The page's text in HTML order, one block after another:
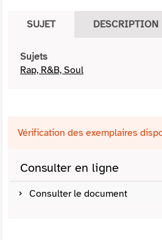
SUJET DESCRIPTION
Sujets
Rap, R&B, Soul
Vérification des exemplaires
Consulter en ligne
Consulter le document